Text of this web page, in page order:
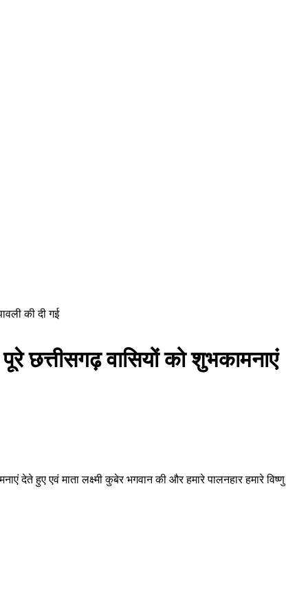
की दी गई
छत्तीसगढ़ वासियों को शुभकामनाएं
देते हुए एवं माता लक्ष्मी कुबेर भगवान की और हमारे पालनहार हमारे विष्णु